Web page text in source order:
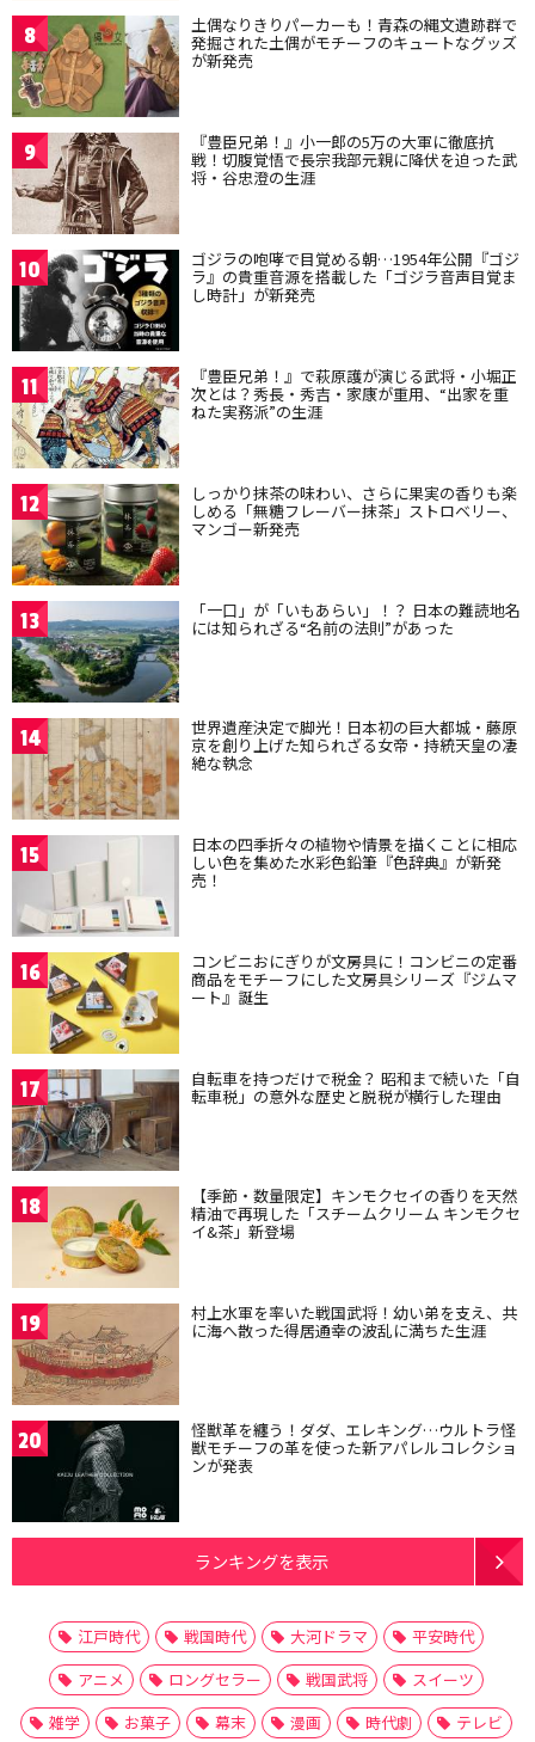
8 土偶なりきりパーカーも！青森の縄文遺跡群で
発掘された土偶がモチーフのキュートなグッズ
が新発売
9 『豊臣兄弟！』小一郎の5万の大軍に徹底抗
戦！切腹覚悟で長宗我部元親に降伏を迫った武
将・谷忠澄の生涯
10 ゴジラの咆哮で目覚める朝…1954年公開『ゴジ
ラ』の貴重音源を搭載した「ゴジラ音声目覚ま
し時計」が新発売
11 『豊臣兄弟！』で萩原護が演じる武将・小堀正
次とは？秀長・秀吉・家康が重用、“出家を重
ねた実務派”の生涯
12 しっかり抹茶の味わい、さらに果実の香りも楽
しめる「無糖フレーバー抹茶」ストロベリー、
マンゴー新発売
13 「一口」が「いもあらい」！？ 日本の難読地名
には知られざる“名前の法則”があった
14 世界遺産決定で脚光！日本初の巨大都城・藤原
京を創り上げた知られざる女帝・持統天皇の凄
絶な執念
15 日本の四季折々の植物や情景を描くことに相応
しい色を集めた水彩色鉛筆『色辞典』が新発
売！
16 コンビニおにぎりが文房具に！コンビニの定番
商品をモチーフにした文房具シリーズ『ジムマ
ート』誕生
17 自転車を持つだけで税金？ 昭和まで続いた「自
転車税」の意外な歴史と脱税が横行した理由
18 【季節・数量限定】キンモクセイの香りを天然
精油で再現した「スチームクリーム キンモクセ
イ&茶」新登場
19 村上水軍を率いた戦国武将！幼い弟を支え、共
に海へ散った得居通幸の波乱に満ちた生涯
20 怪獣革を纏う！ダダ、エレキング…ウルトラ怪
獣モチーフの革を使った新アパレルコレクショ
ンが発表
ランキングを表示
江戸時代 戦国時代 大河ドラマ
平安時代
アニメ
ロングセラー 戦国武将
スイーツ
雑学
お菓子 幕末 漫画 時代劇
テレビ